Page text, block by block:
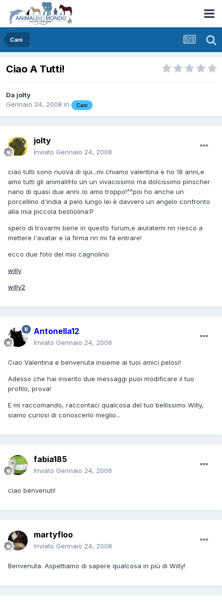
Cani
Ciao A Tutti!
Da jolty
Gennaio 24, 2008 in Cani
jolty
Inviato Gennaio 24, 2008
ciao tutti sono nuova di qui...mi chiamo valentina e ho 18 anni,e
amo tutti gli animali!Ho un un vivacissimo ma dolcissimo pinscher
nano di quasi due anni..lo amo troppo!^^poi ho anche un
porcellino d'india a pelo lungo lei è davvero un angelo confronto
alla mia piccola bestiolina:P
spero di trovarmi bene in questo forum,e aiutatemi nn riesco a
mettere l'avatar e la firma nn mi fa entrare!
ecco due foto del mio cagnolino
willy
willy2
Antonella12
Inviato Gennaio 24, 2008
Ciao Valentina e benvenuta insieme ai tuoi amici pelosi!
Adesso che hai inserito due messaggi puoi modificare il tuo
profilo, prova!
E mi raccomando, raccontaci qualcosa del tuo bellissimo Willy,
siamo curiosi di conoscerlo meglio...
fabia185
Inviato Gennaio 24, 2008
ciao benvenuti!
martyfloo
Inviato Gennaio 24, 2008
Benvenuta. Aspettiamo di sapere qualcosa in più di Willy!